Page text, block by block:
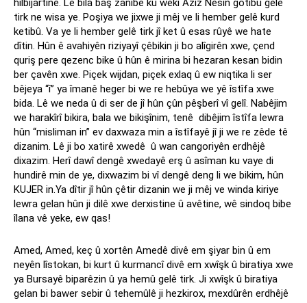
hilbijartinê. Lê bila baş zanibe ku wekî Aziz Nesîn gotibû gelê
tirk ne wisa ye. Poşiya we jixwe ji mêj ve li hember gelê kurd
ketibû. Va ye li hember gelê tirk jî ket û esas rûyê we hate
dîtin. Hûn ê avahiyên riziyayî çêbikin ji bo alîgirên xwe, çend
quriş pere qezenc bike û hûn ê mirina bi hezaran kesan bidin
ber çavên xwe. Piçek wijdan, piçek exlaq û ew niqtika li ser
bêjeya “î” ya îmanê heger bi we re hebûya we yê îstîfa xwe
bida. Lê we neda û di ser de jî hûn çûn pêşberî vî gelî. Nabêjim
we harakîrî bikira, bala we bikişînim, tenê dibêjim îstîfa lewra
hûn “misliman in” ev daxwaza min a îstîfayê jî ji we re zêde tê
dizanim. Lê ji bo xatirê xwedê û wan cangoriyên erdhêjê
dixazim. Herî dawî dengê xwedayê erş û asîman ku vaye di
hundirê min de ye, dixwazim bi vî dengê deng li we bikim, hûn
KUJER in.Ya dîtir jî hûn çêtir dizanin we ji mêj ve winda kiriye
lewra gelan hûn ji dilê xwe derxistine û avêtine, wê sindoq bibe
îlana vê yeke, ew qas!
Amed, Amed, keç û xortên Amedê divê em şiyar bin û em
neyên lîstokan, bi kurt û kurmancî divê em xwîşk û biratiya xwe
ya Bursayê biparêzin û ya hemû gelê tirk. Ji xwîşk û biratiya
gelan bi bawer sebir û tehemûlê ji hezkirox, mexdûrên erdhêjê